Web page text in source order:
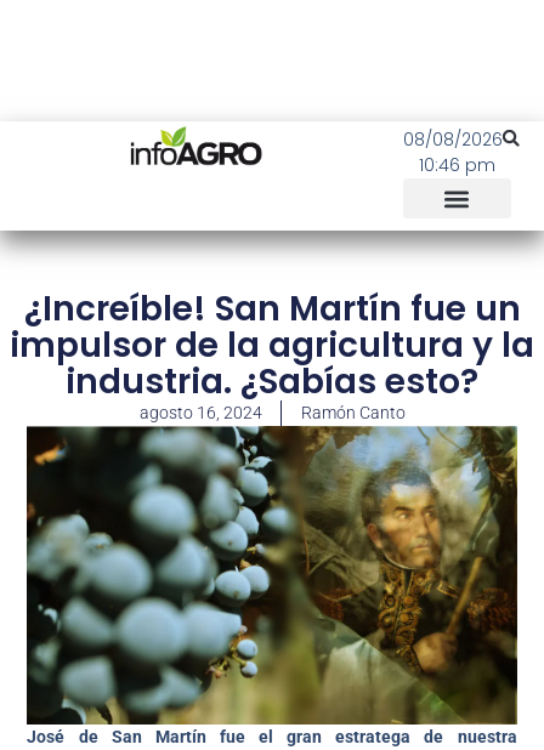
08/08/2026
10:46 pm
¿Increíble! San Martín fue un
impulsor de la agricultura y la
industria. ¿Sabías esto?
agosto 16, 2024 Ramón Canto
José de San Martín fue el gran estratega de nuestra